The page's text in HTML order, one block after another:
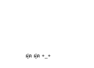
ฝุด ฝุด +_+